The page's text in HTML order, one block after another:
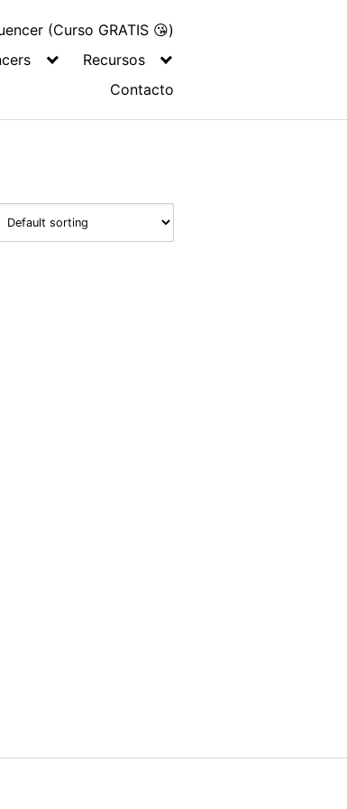
(Curso GRATIS 😘)
Recursos
Contacto